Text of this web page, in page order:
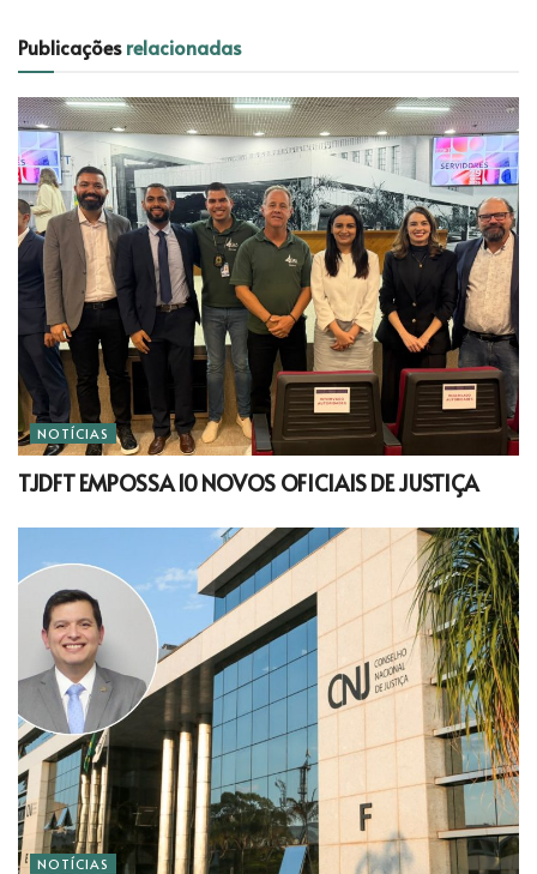
Publicaçõesrelacionadas
NOTÍCIAS
TJDFT EMPOSSA 10 NOVOS OFICIAIS DE JUSTIÇA
NOTÍCIAS